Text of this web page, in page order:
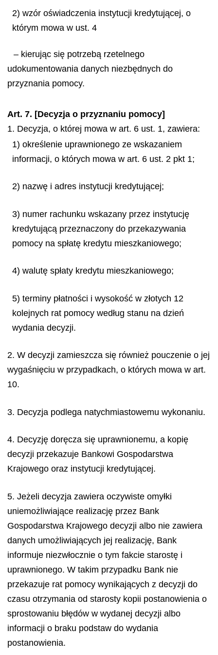
2) wzór oświadczenia instytucji kredytującej, o
którym mowa w ust. 4
– kierując się potrzebą rzetelnego
udokumentowania danych niezbędnych do
przyznania pomocy.
Art. 7. [Decyzja o przyznaniu pomocy]
1. Decyzja, o której mowa w art. 6 ust. 1, zawiera:
1) określenie uprawnionego ze wskazaniem
informacji, o których mowa w art. 6 ust. 2 pkt 1;
2) nazwę i adres instytucji kredytującej;
3) numer rachunku wskazany przez instytucję
kredytującą przeznaczony do przekazywania
pomocy na spłatę kredytu mieszkaniowego;
4) walutę spłaty kredytu mieszkaniowego;
5) terminy płatności i wysokość w złotych 12
kolejnych rat pomocy według stanu na dzień
wydania decyzji.
2. W decyzji zamieszcza się również pouczenie o jej
wygaśnięciu w przypadkach, o których mowa w art.
10.
3. Decyzja podlega natychmiastowemu wykonaniu.
4. Decyzję doręcza się uprawnionemu, a kopię
decyzji przekazuje Bankowi Gospodarstwa
Krajowego oraz instytucji kredytującej.
5. Jeżeli decyzja zawiera oczywiste omyłki
uniemożliwiające realizację przez Bank
Gospodarstwa Krajowego decyzji albo nie zawiera
danych umożliwiających jej realizację, Bank
informuje niezwłocznie o tym fakcie starostę i
uprawnionego. W takim przypadku Bank nie
przekazuje rat pomocy wynikających z decyzji do
czasu otrzymania od starosty kopii postanowienia o
sprostowaniu błędów w wydanej decyzji albo
informacji o braku podstaw do wydania
postanowienia.